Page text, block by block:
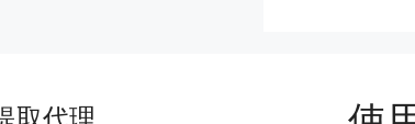
取代理